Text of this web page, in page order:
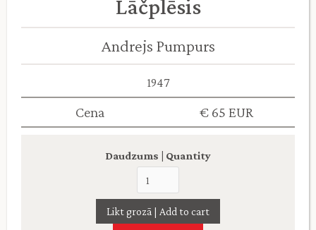
Lāčplēsis
Andrejs Pumpurs
1947
Cena € 65 EUR
Daudzums | Quantity